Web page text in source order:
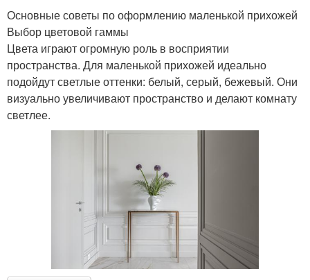
Основные советы по оформлению маленькой прихожей
Выбор цветовой гаммы
Цвета играют огромную роль в восприятии
пространства. Для маленькой прихожей идеально
подойдут светлые оттенки: белый, серый, бежевый. Они
визуально увеличивают пространство и делают комнату
светлее.